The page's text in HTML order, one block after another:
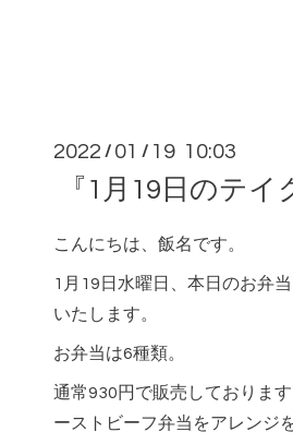
2022 / 01 / 19 10:03
『1月19日のテイ
こんにちは、飯名です。
1月19日水曜日、本日のお弁
いたします。
お弁当は6種類。
通常930円で販売しておりま
ーストビーフ弁当をアレンジ